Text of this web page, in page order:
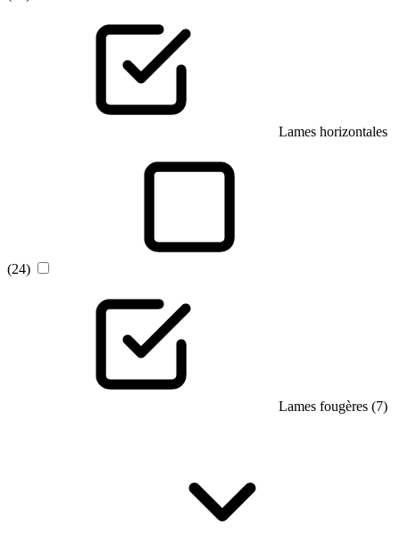
Lames horizontales
(24)
Lames fougères (7)